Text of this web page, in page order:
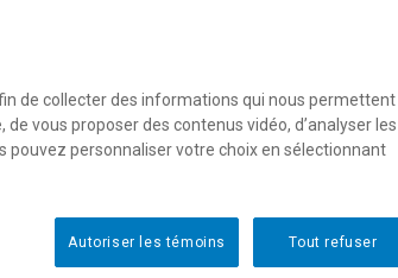
de collecter des informations qui nous permettent
vous proposer des contenus vidéo, d’analyser les
personnaliser votre choix en sélectionnant
Tout refuser
Autoriser les témoins